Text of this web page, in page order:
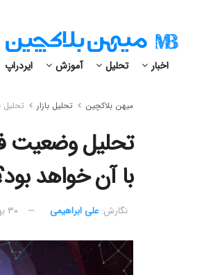
اخبار تحلیل آموزش ایردراپ
میهن بلاکچین تحلیل بازار تحلیل
با آن خواهد
نگارش:‌ علی ابراهیمی ۳۰ بهمن ۱۴۰۲ - ۲۳:۰۶